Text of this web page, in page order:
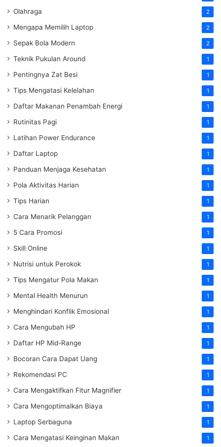
Olahraga 2
Mengapa Memilih Laptop 2
Sepak Bola Modern 2
Teknik Pukulan Around 1
Pentingnya Zat Besi 1
Tips Mengatasi Kelelahan 1
Daftar Makanan Penambah Energi 1
Rutinitas Pagi 1
Latihan Power Endurance 1
Daftar Laptop 1
Panduan Menjaga Kesehatan 1
Pola Aktivitas Harian 1
Tips Harian 1
Cara Menarik Pelanggan 1
5 Cara Promosi 1
Skill Online 1
Nutrisi untuk Perokok 1
Tips Mengatur Pola Makan 1
Mental Health Menurun 1
Menghindari Konflik Emosional 1
Cara Mengubah HP 1
Daftar HP Mid-Range 1
Bocoran Cara Dapat Uang 1
Rekomendasi PC 1
Cara Mengaktifkan Fitur Magnifier 1
Cara Mengoptimalkan Biaya 1
Laptop Serbaguna 1
Cara Mengatasi Keinginan Makan 1